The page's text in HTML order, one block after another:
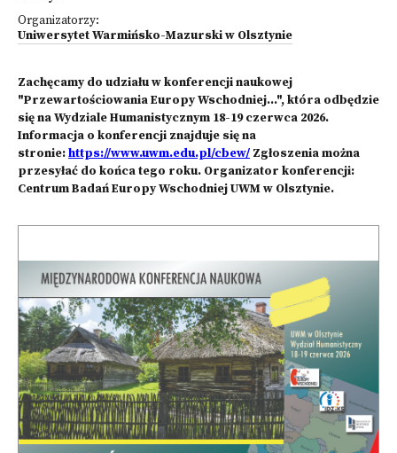
Organizatorzy:
Uniwersytet Warmińsko-Mazurski w Olsztynie
Zachęcamy do udziału w konferencji naukowej
"Przewartościowania Europy Wschodniej...", która odbędzie
się na Wydziale Humanistycznym 18-19 czerwca 2026.
Informacja o konferencji znajduje się na
stronie:https://www.uwm.edu.pl/cbew/ Zgłoszenia można
przesyłać do końca tego roku. Organizator konferencji:
Centrum Badań Europy Wschodniej UWM w Olsztynie.